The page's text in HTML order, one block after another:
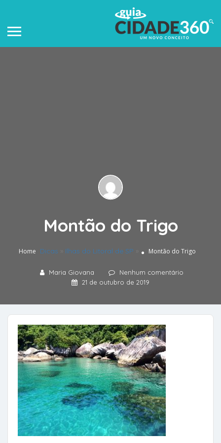
Montão do Trigo
Home Dicas Ilhas do Litoral de SP Montão do Trigo
Maria Giovana
Nenhum comentário
21 de outubro de 2019